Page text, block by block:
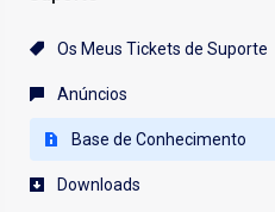
Os Meus Tickets de Suporte
Anúncios
Base de Conhecimento
Downloads